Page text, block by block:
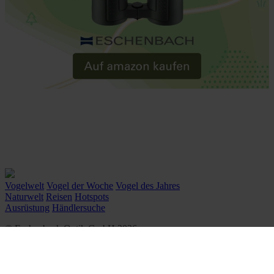
Vogelwelt Vogel der Woche Vogel des Jahres
Naturwelt Reisen Hotspots
Ausrüstung Händlersuche
© Eschenbach Optik GmbH 2026